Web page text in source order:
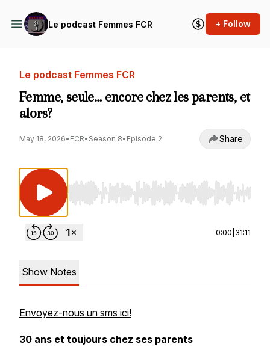
Le podcast Femmes FCR + Follow
Le podcast Femmes FCR
Femme, seule… encore chez les parents, et
alors?
May 18, 2026• FCR• Season 8• Episode 2 Share
Use Left/Right to seek, Home/End to jump to
0:00 31:11
Show Notes
Envoyez-nous un sms ici!
30 ans et toujours chez ses parents